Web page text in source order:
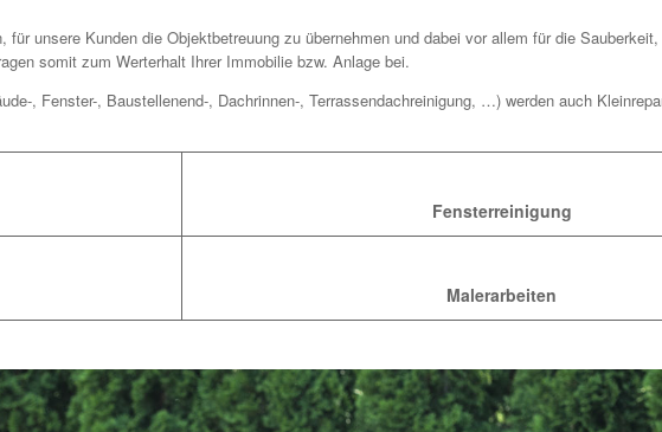
unsere Kunden die Objektbetreuung zu übernehmen und dabei vor allem für die
somit zum Werterhalt Ihrer Immobilie bzw. Anlage bei.
, Fenster-, Baustellenend-, Dachrinnen-, Terrassendachreinigung, …) werden auch
Fensterreinigung
Malerarbeiten